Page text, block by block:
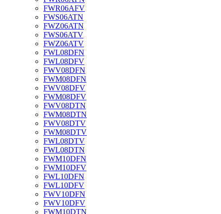
FWR06AFV
FWS06ATN
FWZ06ATN
FWS06ATV
FWZ06ATV
FWL08DFN
FWL08DFV
FWV08DFN
FWM08DFN
FWV08DFV
FWM08DFV
FWV08DTN
FWM08DTN
FWV08DTV
FWM08DTV
FWL08DTV
FWL08DTN
FWM10DFN
FWM10DFV
FWL10DFN
FWL10DFV
FWV10DFN
FWV10DFV
FWM10DTN